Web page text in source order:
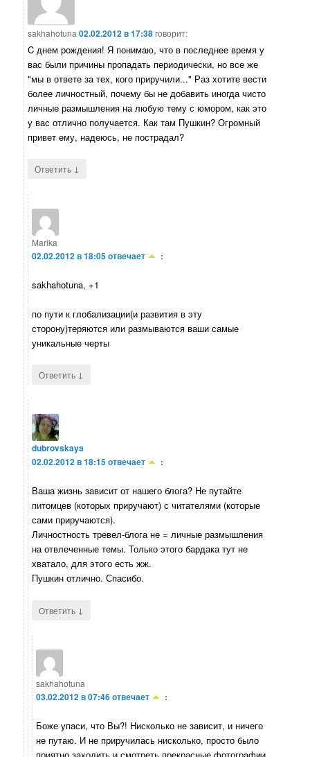
sakhahotuna 02.02.2012 в 17:38говорит:
C днем рождения! Я понимаю, что в последнее время у
вас были причины пропадать периодически, но все же
"мы в ответе за тех, кого приручили..." Раз хотите вести
более личностный, почему бы не добавить иногда чисто
личные размышления на любую тему с юмором, как это
у вас отлично получается. Как там Пушкин? Огромный
привет ему, надеюсь, не пострадал?
Ответить ↓
Marika
02.02.2012 в 18:05отвечает :
sakhahotuna, +1
по пути к глобализации(и развития в эту
сторону)теряются или размываются ваши самые
уникальные черты
Ответить ↓
dubrovskaya
02.02.2012 в 18:15отвечает :
Ваша жизнь зависит от нашего блога? Не путайте
питомцев (которых приручают) с читателями (которые
сами приручаются).
Личностность тревел-блога не = личные размышления
на отвлеченные темы. Только этого бардака тут не
хватало, для этого есть жж.
Пушкин отлично. Спасибо.
Ответить ↓
sakhahotuna
03.02.2012 в 07:46отвечает :
Боже упаси, что Вы?! Нисколько не зависит, и ничего
не путаю. И не приручилась нисколько, просто было